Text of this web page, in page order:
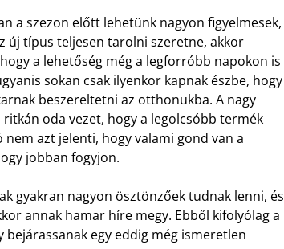
a szezon előtt lehetünk nagyon figyelmesek,
új típus teljesen tarolni szeretne, akkor
a lehetőség még a legforróbb napokon is
sokan csak ilyenkor kapnak észbe, hogy
beszereltetni az otthonukba. A nagy
ritkán oda vezet, hogy a legolcsóbb termék
azt jelenti, hogy valami gond van a
jobban fogyjon.
gyakran nagyon ösztönzőek tudnak lenni, és
annak hamar híre megy. Ebből kifolyólag a
egy eddig még ismeretlen